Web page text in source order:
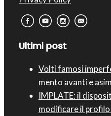
Ultimi post
Volti famosi
mento avanti e
IMPLATE: il
modificare il